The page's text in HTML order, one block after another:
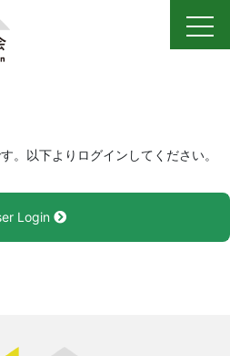
。以下よりログインしてください。
Login